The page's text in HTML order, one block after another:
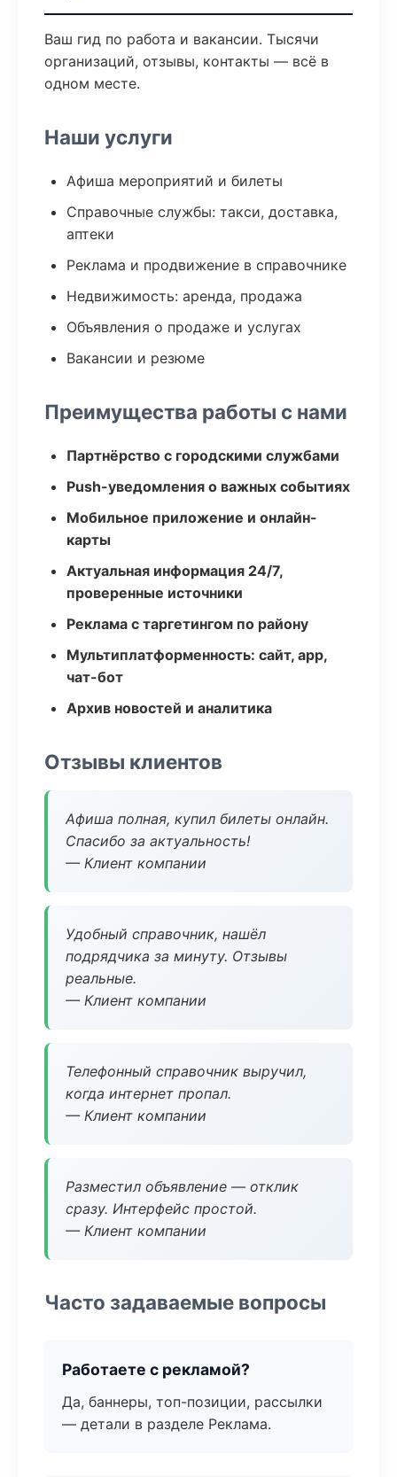
Ваш гид по работа и вакансии. Тысячи
организаций, отзывы, контакты — всё в
одном месте.
Наши услуги
Афиша мероприятий и билеты
Справочные службы: такси, доставка,
аптеки
Реклама и продвижение в справочнике
Недвижимость: аренда, продажа
Объявления о продаже и услугах
Вакансии и резюме
Преимущества работы с нами
Партнёрство с городскими службами
Push-уведомления о важных событиях
Мобильное приложение и онлайн-
карты
Актуальная информация 24/7,
проверенные источники
Реклама с таргетингом по району
Мультиплатформенность: сайт, app,
чат-бот
Архив новостей и аналитика
Отзывы клиентов
Афиша полная, купил билеты онлайн.
Спасибо за актуальность!
— Клиент компании
Удобный справочник, нашёл
подрядчика за минуту. Отзывы
реальные.
— Клиент компании
Телефонный справочник выручил,
когда интернет пропал.
— Клиент компании
Разместил объявление — отклик
сразу. Интерфейс простой.
— Клиент компании
Часто задаваемые вопросы
Работаете с рекламой?
Да, баннеры, топ-позиции, рассылки
— детали в разделе Реклама.